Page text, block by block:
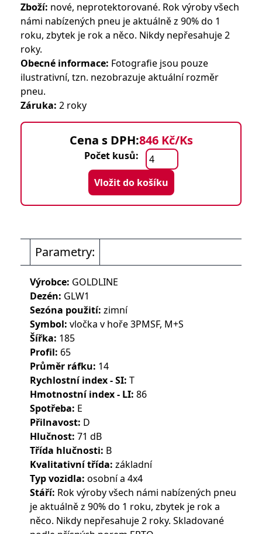
Zboží: nové, neprotektorované. Rok výroby všech
námi nabízených pneu je aktuálně z 90% do 1
roku, zbytek je rok a něco. Nikdy nepřesahuje 2
roky.
Obecné informace: Fotografie jsou pouze
ilustrativní, tzn. nezobrazuje aktuální rozměr
pneu.
Záruka: 2 roky
Cena s DPH:846 Kč/Ks
Počet kusů:
Vložit do košíku
Parametry:
Výrobce: GOLDLINE
Dezén: GLW1
Sezóna použití: zimní
Symbol: vločka v hoře 3PMSF, M+S
Šířka: 185
Profil: 65
Průměr ráfku: 14
Rychlostní index - SI: T
Hmotnostní index - LI: 86
Spotřeba: E
Přilnavost: D
Hlučnost: 71 dB
Třída hlučnosti: B
Kvalitativní třída: základní
Typ vozidla: osobní a 4x4
Stáří: Rok výroby všech námi nabízených pneu
je aktuálně z 90% do 1 roku, zbytek je rok a
něco. Nikdy nepřesahuje 2 roky. Skladované